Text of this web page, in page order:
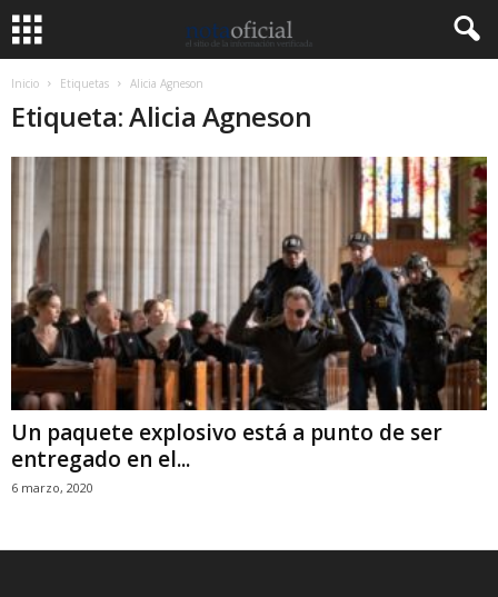
Inicio Etiquetas Alicia Agneson
Etiqueta: Alicia Agneson
Un paquete explosivo está a punto de ser
entregado en el...
6 marzo, 2020